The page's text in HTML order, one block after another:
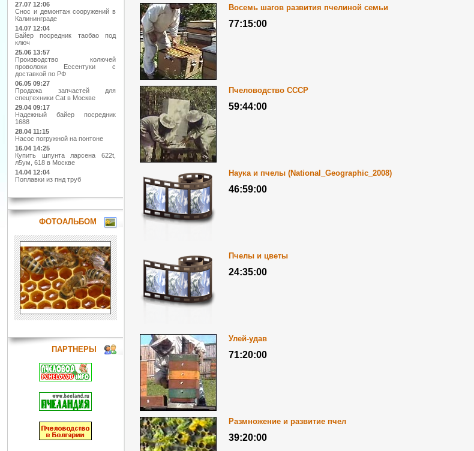
27.07 12:06
Снос и демонтаж сооружений в
Калининграде
14.07 12:04
Байер посредник таобао под
ключ
25.06 13:57
Производство колючей
проволоки Ессентуки с
доставкой по РФ
06.05 09:27
Продажа запчастей для
спецтехники Cat в Москве
29.04 09:17
Надежный байер посредник
1688
28.04 11:15
Насос погружной на понтоне
16.04 14:25
Купить шпунта ларсена 622t,
л5ум, 618 в Москве
14.04 12:04
Поплавки из пнд труб
ФОТОАЛЬБОМ
ПАРТНЕРЫ
Восемь шагов развития пчелиной семьи
77:15:00
Пчеловодство СССР
59:44:00
Наука и пчелы (National_Geographic_2008)
46:59:00
Пчелы и цветы
24:35:00
Улей-удав
71:20:00
Размножение и развитие пчел
39:20:00